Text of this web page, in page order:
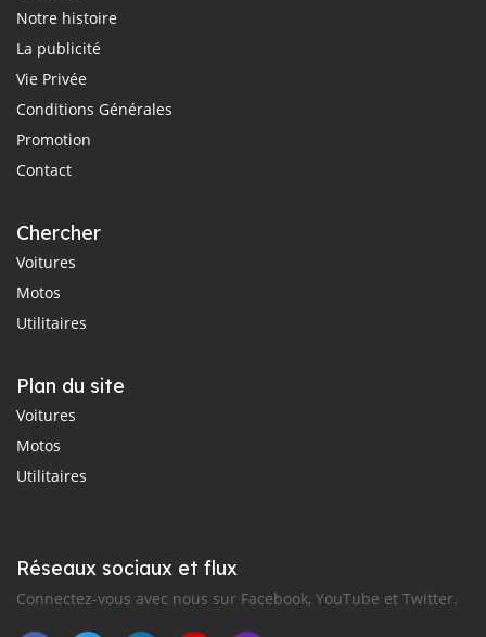
Notre histoire
La publicité
Vie Privée
Conditions Générales
Promotion
Contact
Chercher
Voitures
Motos
Utilitaires
Plan du site
Voitures
Motos
Utilitaires
Réseaux sociaux et flux
Connectez-vous avec nous sur Facebook, YouTube et Twitter.